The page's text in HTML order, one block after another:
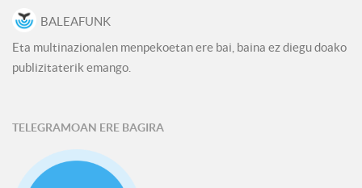
BALEAFUNK
Eta multinazionalen menpekoetan ere bai, baina ez diegu doako
publizitaterik emango.
TELEGRAMOAN ERE BAGIRA